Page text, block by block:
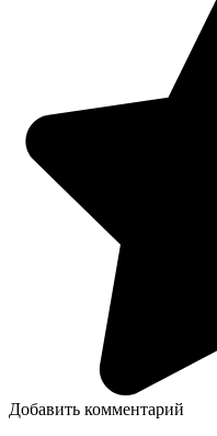
Добавить комментарий